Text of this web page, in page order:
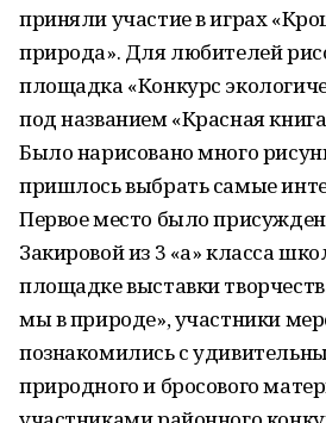
приняли участие в играх
природа». Для любителей
площадка «Конкурс
под названием «Красная
Было нарисовано много
пришлось выбрать самые
Первое место было
Закировой из 3 «а» класса
площадке выставки
мы в природе», участники
познакомились с
природного и бросового